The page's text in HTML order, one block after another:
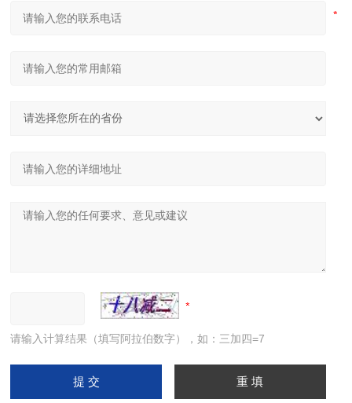
请输入计算结果（填写阿拉伯数字），如：三加四=7